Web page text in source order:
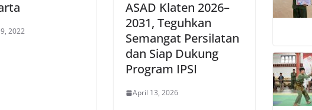
2022
ASAD Klaten 2026–
2031, Teguhkan
Semangat Persilatan
dan Siap Dukung
Program IPSI
April 13, 2026